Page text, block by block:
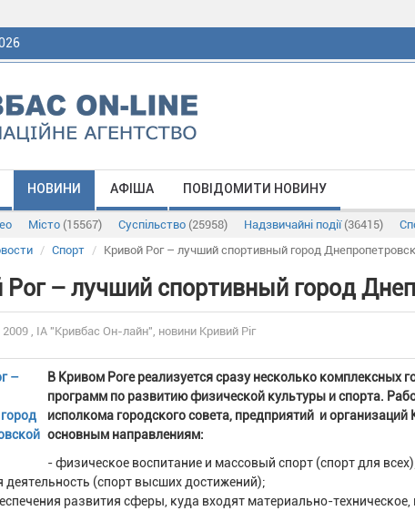
НОВИНИ АФІША ПОВІДОМИТИ НОВИНУ
Місто (15567) Суспільство (25958) Надзвичайні події (36415)
Спорт Кривой Рог – лучший спортивный город
Рог – лучший спортивный город
2009 , ІА "Кривбас Он-лайн", новини Кривий Ріг
В Кривом Роге реализуется сразу несколько комплексных
программ по развитию физической культуры и спорта.
исполкома городского совета, предприятий и организаций
основным направлениям:
- физическое воспитание и массовый спорт (спорт для
деятельность (спорт высших достижений);
развития сферы, куда входят материально-